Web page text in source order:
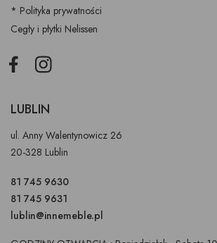
* Polityka prywatności
Cegły i płytki Nelissen
FacebookInstagram
LUBLIN
ul. Anny Walentynowicz 26
20-328 Lublin
81 745 9630
81 745 9631
lublin@innemeble.pl